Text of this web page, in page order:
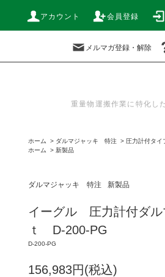
アカウント 会員登録
メルマガ登録・解除
重量物運搬作業に特化し
ホーム > ダルマジャッキ 特注 > 圧力計付タイ
ホーム
> 新製品
ダルマジャッキ 特注 新製品
イーグル 圧力計付ダ
ｔ D-200-PG
D-200-PG
156,983円(税込)